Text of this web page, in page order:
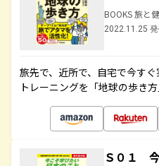
BOOKS 旅と
2022.11.25
旅先で、近所で、自宅で今す
トレーニングを「地球の歩き
Ｓ０１